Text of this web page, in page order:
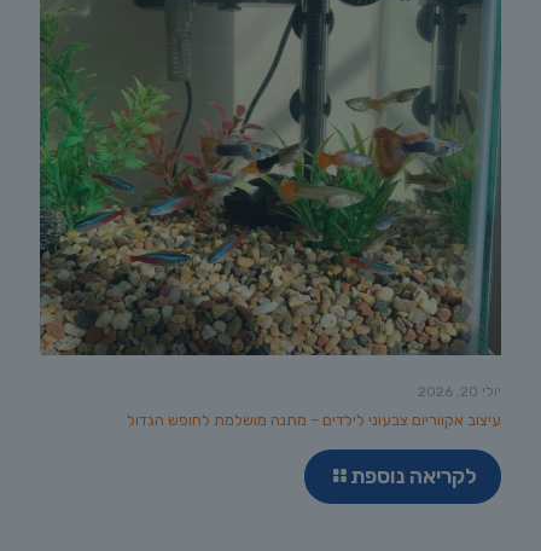
יולי 20, 2026
עיצוב אקווריום צבעוני לילדים – מתנה מושלמת לחופש הגדול
לקריאה נוספת